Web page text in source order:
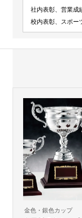
社内表彰、営業成
校内表彰、スポー
金色・銀色カップ